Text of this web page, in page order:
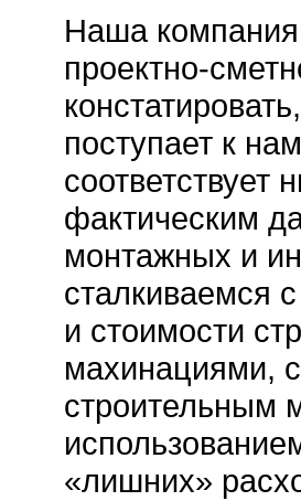
Наша компания
проектно-
поступает к
фактическим
монтажных и
сталкиваемся
и стоимости
махинациями,
строительным
«лишних»